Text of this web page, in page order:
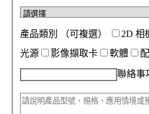
產品類別 （可複選） 2D 相
光源
影像擷取卡 軟體
聯絡事